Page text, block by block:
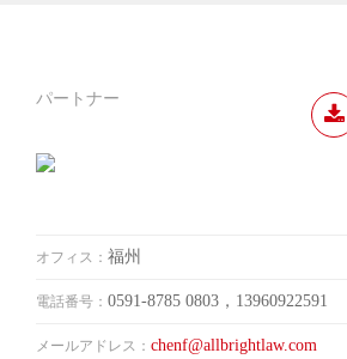
パートナー
オフィス： 福州
電話番号： 0591-8785 0803，13960922591
メールアドレス： chenf@allbrightlaw.com